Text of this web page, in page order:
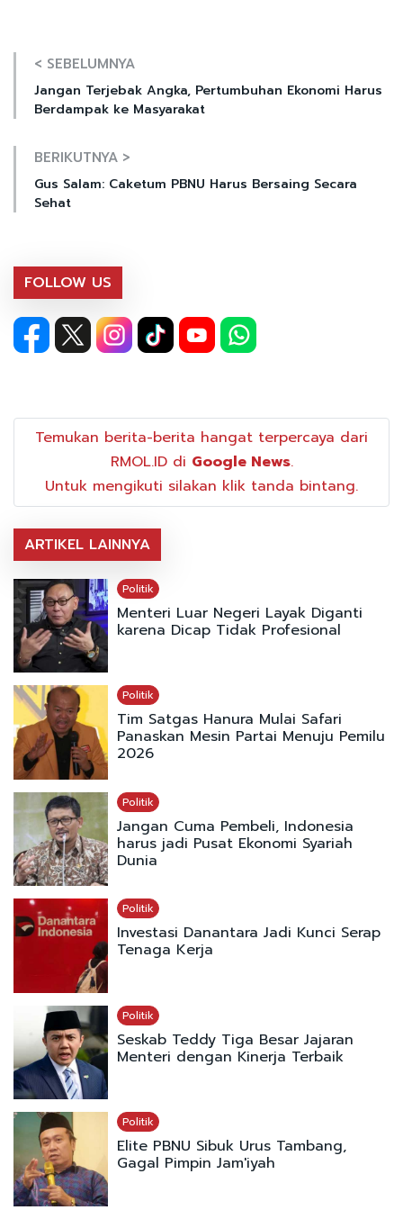
< SEBELUMNYA
Jangan Terjebak Angka, Pertumbuhan Ekonomi Harus
Berdampak ke Masyarakat
BERIKUTNYA >
Gus Salam: Caketum PBNU Harus Bersaing Secara
Sehat
FOLLOW US
Temukan berita-berita hangat terpercaya dari
RMOL.ID di Google News.
Untuk mengikuti silakan klik tanda bintang.
ARTIKEL LAINNYA
Politik
Menteri Luar Negeri Layak Diganti
karena Dicap Tidak Profesional
Politik
Tim Satgas Hanura Mulai Safari
Panaskan Mesin Partai Menuju Pemilu
2026
Politik
Jangan Cuma Pembeli, Indonesia
harus jadi Pusat Ekonomi Syariah
Dunia
Politik
Investasi Danantara Jadi Kunci Serap
Tenaga Kerja
Politik
Seskab Teddy Tiga Besar Jajaran
Menteri dengan Kinerja Terbaik
Politik
Elite PBNU Sibuk Urus Tambang,
Gagal Pimpin Jam'iyah